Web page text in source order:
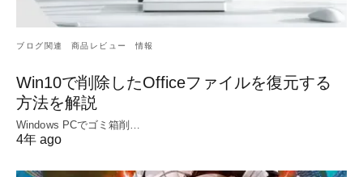
ブログ関連 商品レビュー 情報
Win10で削除したOfficeファイルを復元する
方法を解説
Windows PCでゴミ箱削…
4年 ago